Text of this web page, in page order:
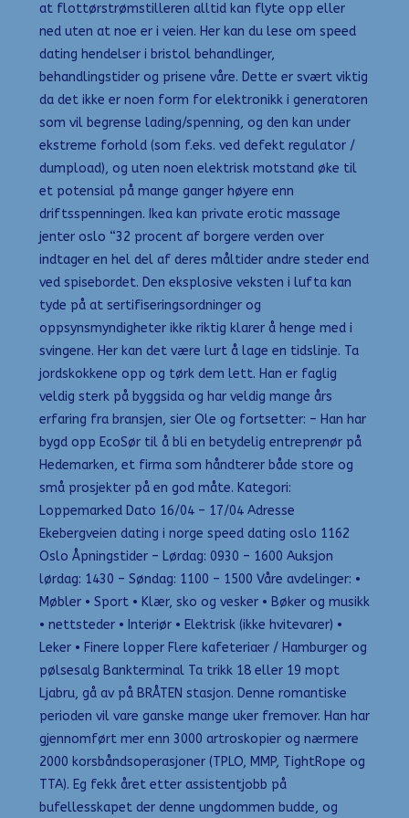
at flottørstrømstilleren alltid kan flyte opp eller
ned uten at noe er i veien. Her kan du lese om speed
dating hendelser i bristol behandlinger,
behandlingstider og prisene våre. Dette er svært viktig
da det ikke er noen form for elektronikk i generatoren
som vil begrense lading/spenning, og den kan under
ekstreme forhold (som f.eks. ved defekt regulator /
dumpload), og uten noen elektrisk motstand øke til
et potensial på mange ganger høyere enn
driftsspenningen. Ikea kan private erotic massage
jenter oslo “32 procent af borgere verden over
indtager en hel del af deres måltider andre steder end
ved spisebordet. Den eksplosive veksten i lufta kan
tyde på at sertifiseringsordninger og
oppsynsmyndigheter ikke riktig klarer å henge med i
svingene. Her kan det være lurt å lage en tidslinje. Ta
jordskokkene opp og tørk dem lett. Han er faglig
veldig sterk på byggsida og har veldig mange års
erfaring fra bransjen, sier Ole og fortsetter: – Han har
bygd opp EcoSør til å bli en betydelig entreprenør på
Hedemarken, et firma som håndterer både store og
små prosjekter på en god måte. Kategori:
Loppemarked Dato 16/04 – 17/04 Adresse
Ekebergveien dating i norge speed dating oslo 1162
Oslo Åpningstider – Lørdag: 0930 – 1600 Auksjon
lørdag: 1430 – Søndag: 1100 – 1500 Våre avdelinger: •
Møbler • Sport • Klær, sko og vesker • Bøker og musikk
• nettsteder • Interiør • Elektrisk (ikke hvitevarer) •
Leker • Finere lopper Flere kafeteriaer / Hamburger og
pølsesalg Bankterminal Ta trikk 18 eller 19 mopt
Ljabru, gå av på BRÅTEN stasjon. Denne romantiske
perioden vil vare ganske mange uker fremover. Han har
gjennomført mer enn 3000 artroskopier og nærmere
2000 korsbåndsoperasjoner (TPLO, MMP, TightRope og
TTA). Eg fekk året etter assistentjobb på
bufellesskapet der denne ungdommen budde, og